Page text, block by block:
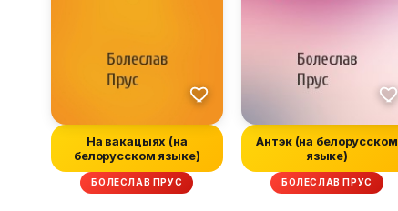
На вакацыях (на
белорусском языке)
БОЛЕСЛАВ ПРУС
Антэк (на белорусском
языке)
БОЛЕСЛАВ ПРУС